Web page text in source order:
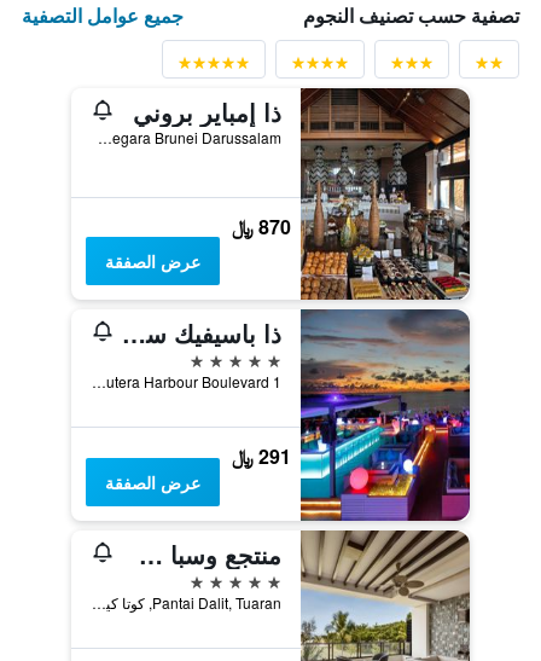
تصفية حسب تصنيف النجوم جميع عوامل التصفية
ذا إمباير بروني
Negara Brunei Darussalam, جرودونغ, بروناي دار السلام
870 ﷼
عرض الصفقة
ذا باسيفيك سوتيرا هوتل
5 نجوم
1 Sutera Harbour Boulevard, كوتا كينابالو, ماليزيا
291 ﷼
عرض الصفقة
منتجع وسبا شانغريلا - لا راسا ريا
5 نجوم
Pantai Dalit, Tuaran, كوتا كينابالو, ماليزيا